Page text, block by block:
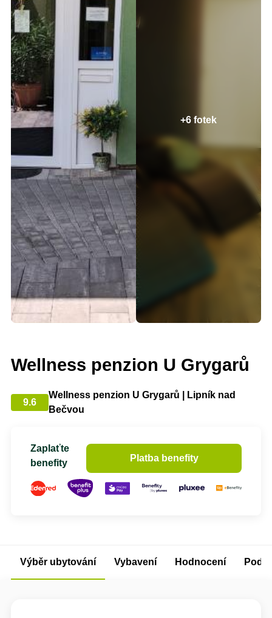
+6 fotek
Wellness penzion U Grygarů
9.6
Wellness penzion U Grygarů | Lipník nad
Bečvou
Zaplaťte
benefity
Platba benefity
Výběr ubytování Vybavení Hodnocení